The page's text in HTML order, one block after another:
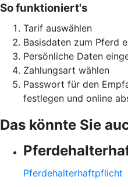
So funktioniert's
Tarif auswählen
Basisdaten zum Pferd
Persönliche Daten
Zahlungsart wählen
Passwort für den
festlegen und online
Das könnte Sie
Pferdehalter­haftpflicht